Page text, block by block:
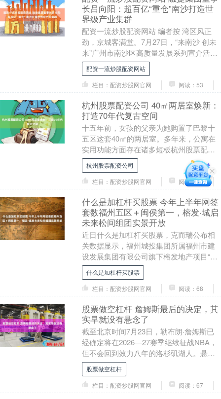
长吕向阳：超百亿“重仓”南沙打造世
界级产业集群
配资一流炒股配资网站 编者按 湾区风正
劲，京城客满堂。7月27日，“来南沙 创未
来”广州市南沙区高质量发展系列宣介活动
将于北京召开，面向国家有关部委、央国
企、世....
配资一流炒股配资网站
栏目：配资炒股网官网
阅读：53
杭州股票配资公司 40㎡两居室焕新：
打造70年代复古空间
十五年前，女孩的父亲为她购置了巴黎十
五区这套40㎡的两居室。多年来，公寓在
实用功能方面存在诸多短板杭州股票配资
公司，亟待改造。更为重要的是，她希望
为家中注入70....
杭州股票配资公司
栏目：配资炒股网官网
阅读：93
什么是加杠杆买股票 今年上半年网签
套数福州五区＋闽侯第一，榕发·城启
未来松间组团实景开放
近日什么是加杠杆买股票，克而瑞公布相
关数据显示，福州城投集团所属福州市建
设发展集团有限公司旗下榕发地产项目“榕
发·城启未来”福州五区+闽侯商品住宅今年
上半年网签....
什么是加杠杆买股票
栏目：配资炒股网官网
阅读：68
股票做空杠杆 詹姆斯最后的决定，其
实早就没有悬念了
截至北京时间7月23日，勒布朗·詹姆斯已
经确定将在2026—27赛季继续征战NBA，
但不会回到效力八年的洛杉矶湖人。悬念
只剩下一个：他的第24个赛季将在哪里度
过....
股票做空杠杆
栏目：配资炒股网官网
阅读：67